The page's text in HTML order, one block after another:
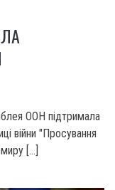
ООН підтримала
війни "Просування
[…]